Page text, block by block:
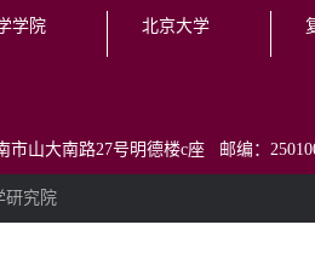
学院 北京大学
市山大南路27号明德楼c座 邮编：
研究院